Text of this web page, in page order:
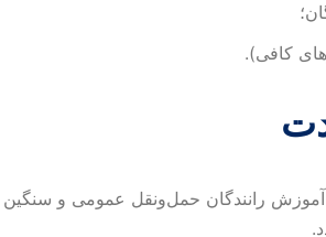
کافی).
رانندگان حمل‌ونقل عمومی و سنگین